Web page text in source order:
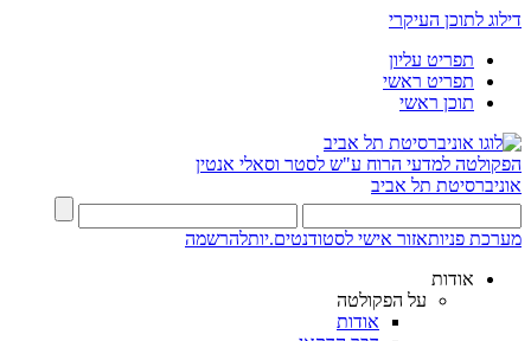
דילוג לתוכן העיקרי
תפריט עליון
תפריט ראשי
תוכן ראשי
הפקולטה למדעי הרוח ע"ש לסטר וסאלי אנטין
אוניברסיטת תל אביב
מערכת פניותאזור אישי לסטודנטים.יותלהרשמה
אודות
על הפקולטה
אודות